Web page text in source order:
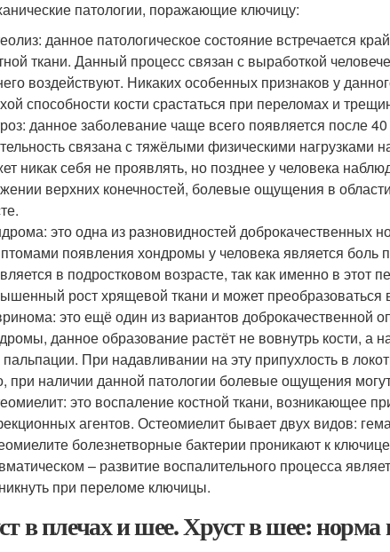
патологии, поражающие ключицу:
данное патологическое состояние встречается
ткани. Данный процесс связан с выработкой
воздействуют. Никаких особенных признаков у
способности кости срастаться при переломах и
данное заболевание чаще всего появляется после
связана с тяжёлыми физическими нагрузками
никак себя не проявлять, но позднее у человека
верхних конечностей, болевые ощущения в
это одна из разновидностей доброкачественных
появления хондромы у человека является боль
в подростковом возрасте, так как именно в этот
рост хрящевой ткани и может преобразоваться
это ещё один из вариантов доброкачественной
данное образование растёт не вовнутрь кости, а
пальпации. При надавливании на эту припухлость в
при наличии данной патологии болевые ощущения
это воспаление костной ткани, возникающее
агентов. Остеомиелит бывает двух видов:
болезнетворные бактерии проникают к
– развитие воспалительного процесса
при переломе ключицы.
в плечах и шее. Хруст в шее: норма